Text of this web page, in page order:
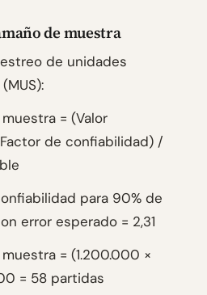
de muestra
de unidades
= (Valor
de confiabilidad) /
para 90% de
error esperado = 2,31
= (1.200.000 ×
= 58 partidas